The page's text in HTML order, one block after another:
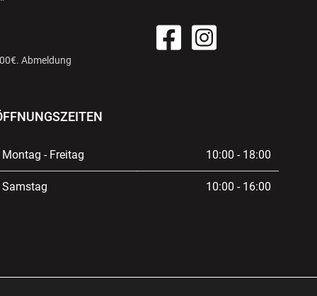
Abmeldung
Montag - Freitag 10:00 - 18:00
Samstag 10:00 - 16:00